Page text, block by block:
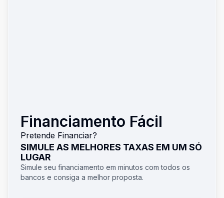
Financiamento Fácil
Pretende Financiar?
SIMULE AS MELHORES TAXAS EM UM SÓ
LUGAR
Simule seu financiamento em minutos com todos os
bancos e consiga a melhor proposta.